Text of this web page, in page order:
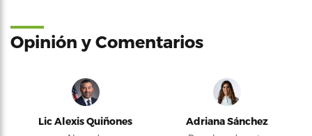
Opinión y Comentarios
Lic Alexis Quiñones Adriana Sánchez